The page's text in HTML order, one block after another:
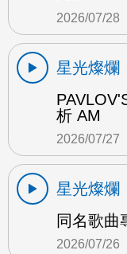
2026/07/28
星光燦爛
析 AM
2026/07/27
星光燦爛
同名歌曲
2026/07/26